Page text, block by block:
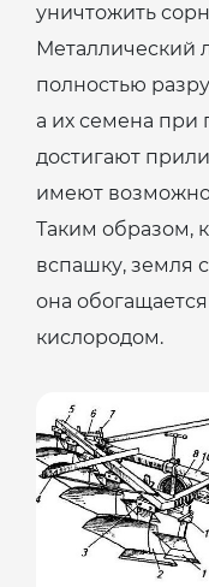
уничтожить
Металлический
полностью
а их семена при
достигают
имеют
Таким образом,
вспашку, земля
она
кислородом.